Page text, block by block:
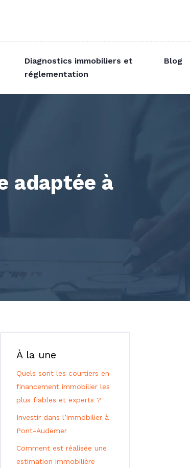
Diagnostics immobiliers et
réglementation
Blog
adaptée à
À la une
Quels sont les courtiers en
financement immobilier les
plus fiables et experts ?
Investir dans l’immobilier à
Pont-Audemer
Comment est réalisée une
estimation immobilière